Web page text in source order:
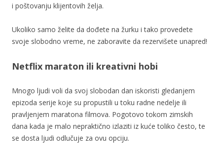
i poštovanju klijentovih želja.
Ukoliko samo želite da dođete na žurku i tako provedete
svoje slobodno vreme, ne zaboravite da rezervišete unapred!
Netflix maraton ili kreativni hobi
Mnogo ljudi voli da svoj slobodan dan iskoristi gledanjem
epizoda serije koje su propustili u toku radne nedelje ili
pravljenjem maratona filmova. Pogotovo tokom zimskih
dana kada je malo nepraktično izlaziti iz kuće toliko često, te
se dosta ljudi odlučuje za ovu opciju.